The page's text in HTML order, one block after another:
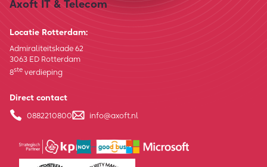
Axoft IT & Telecom
Locatie Rotterdam:
Admiraliteitskade 62
3063 ED Rotterdam
8ste verdieping
Direct contact
0882210800 info@axoft.nl